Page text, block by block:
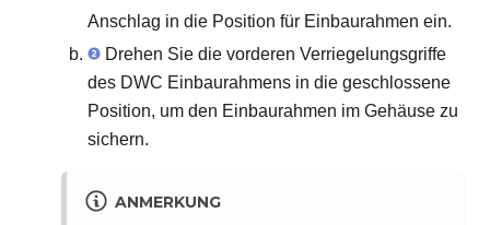
Anschlag in die Position für Einbaurahmen ein.
Drehen Sie die vorderen Verriegelungsgriffe
des DWC Einbaurahmens in die geschlossene
Position, um den Einbaurahmen im Gehäuse zu
sichern.
ANMERKUNG